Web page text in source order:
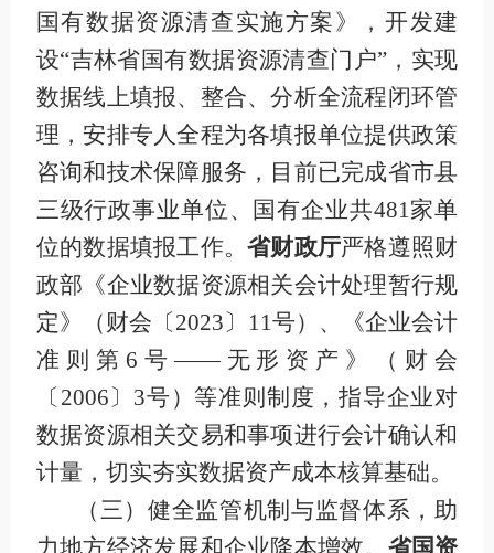
国有数据资源清查实施方案》，开发建
设“吉林省国有数据资源清查门户”，实现
数据线上填报、整合、分析全流程闭环管
理，安排专人全程为各填报单位提供政策
咨询和技术保障服务，目前已完成省市县
三级行政事业单位、国有企业共481家单
位的数据填报工作。省财政厅严格遵照财
政部《企业数据资源相关会计处理暂行规
定》（财会〔2023〕 11号）、《企业会计
准则第 6 号——无形资产》（财会
〔 2006〕 3号）等准则 制度，指导企业对
数据资源相关交易和事项进行会计确认和
计量， 切实夯实数据资产成本核算基础。
（三）健全监管机制与监督体系，助